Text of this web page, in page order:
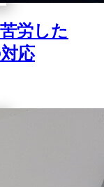
労した
応